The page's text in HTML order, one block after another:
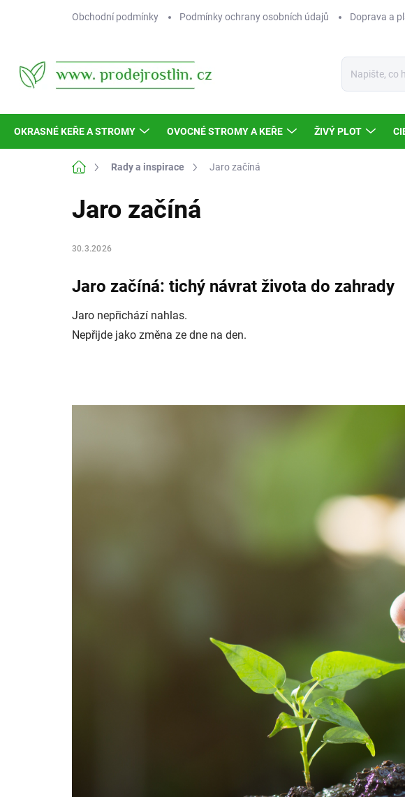
Obchodní podmínky Podmínky ochrany osobních údajů Doprava a
OKRASNÉ KEŘE A STROMY OVOCNÉ STROMY A KEŘE ŽIVÝ PLOT
Domů Rady a inspirace Jaro začíná
Jaro začíná
30.3.2026
Jaro začíná: tichý návrat života do zahrady
Jaro nepřichází nahlas.
Nepřijde jako změna ze dne na den.